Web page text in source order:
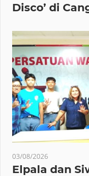
Disco’ di
03/08/2026
Elpala dan